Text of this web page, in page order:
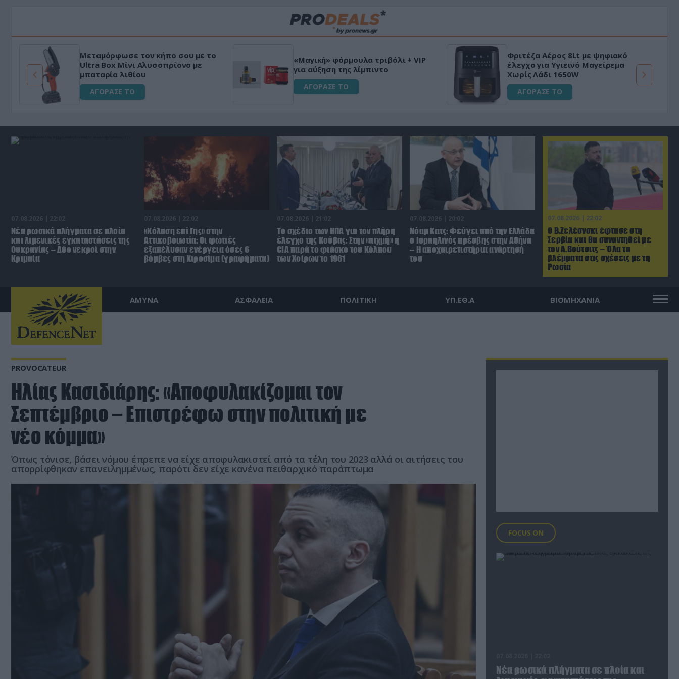
Μεταμόρφωσε τον κήπο σου με το
Ultra Box Μίνι Αλυσοπρίονο με
μπαταρία λιθίου
ΑΓΟΡΑΣΕ ΤΟ
«Μαγική» φόρμουλα τριβόλι + VIP
για αύξηση της λίμπιντο
ΑΓΟΡΑΣΕ ΤΟ
Φριτέζα Αέρος 8Lt με ψηφιακό
έλεγχο για Υγιεινό Μαγείρεμα
Χωρίς Λάδι 1650W
ΑΓΟΡΑΣΕ ΤΟ
07.08.2026 | 22:02
Ο Β.Ζελέσνσκι έφτασε στη
Σερβία και θα συναντηθεί με
τον Α.Βούτσιτς – Όλα τα
βλέμματα στις σχέσεις με τη
Ρωσία
07.08.2026 | 22:02
Νέα ρωσικά πλήγματα σε πλοία
και λιμενικές εγκαταστάσεις της
Ουκρανίας – Δύο νεκροί στην
Κριμαία
07.08.2026 | 22:02
«Κόλαση επί Γης» στην
Αττικοβοιωτία: Οι φωτιές
εξαπέλυσαν ενέργεια όσες 6
βόμβες στη Χιροσίμα (γραφήματα)
07.08.2026 | 21:02
To σχέδιο των ΗΠΑ για τον πλήρη
έλεγχο της Κούβας: Στην «αιχμή» η
CIA παρά το φιάσκο του Κόλπου
των Χοίρων το 1961
07.08.2026 | 20:02
Νόαμ Κατς: Φεύγει από την Ελλάδα
ο Ισραηλινός πρέσβης στην Αθήνα
– Η αποχαιρετιστήρια ανάρτησή
του
ΑΜΥΝΑ ΑΣΦΑΛΕΙΑ ΠΟΛΙΤΙΚΗ ΥΠ.ΕΘ.Α ΒΙΟΜΗΧΑΝΙΑ
PROVOCATEUR
Ηλίας Κασιδιάρης: «Αποφυλακίζομαι τον
Σεπτέμβριο – Επιστρέφω στην πολιτική με
νέο κόμμα»
Όπως τόνισε, βάσει νόμου έπρεπε να είχε αποφυλακιστεί από τα τέλη του 2023 αλλά οι αιτήσεις του
απορρίφθηκαν επανειλημμένως, παρότι δεν είχε κανένα πειθαρχικό παράπτωμα
FOCUS ON
Νέα ρωσικά πλήγματα σε πλοία και